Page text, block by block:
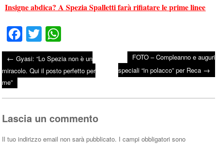
Insigne abdica? A Spezia Spalletti farà rifiatare le prime linee
Fa
ce
bo
ok
T
wi
tte
r
ha
ts
A
pp
Post navigation
← Gyasi: “Lo Spezia non è un
miracolo. Qui il posto perfetto per
me”
FOTO – Compleanno e auguri
speciali “in polacco” per Reca →
Lascia un commento
Il tuo indirizzo email non sarà pubblicato. I campi obbligatori sono